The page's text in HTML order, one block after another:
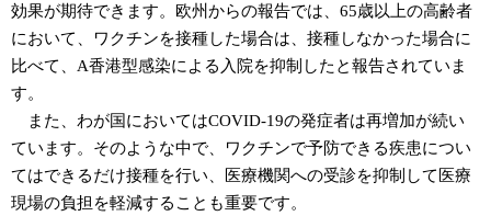
効果が期待できます。欧州からの報告では、65歳以上の高齢者
において、ワクチンを接種した場合は、接種しなかった場合に
比べて、A香港型感染による入院を抑制したと報告されていま
す。
また、わが国においてはCOVID-19の発症者は再増加が続い
ています。そのような中で、ワクチンで予防できる疾患につい
てはできるだけ接種を行い、医療機関への受診を抑制して医療
現場の負担を軽減することも重要です。